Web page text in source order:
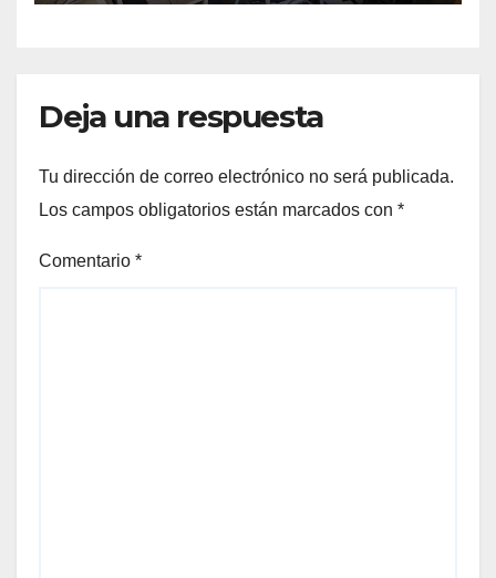
Deja una respuesta
Tu dirección de correo electrónico no será publicada.
Los campos obligatorios están marcados con *
Comentario *